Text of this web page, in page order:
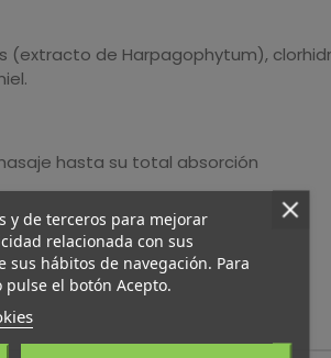
(extracto de Harpagophytum),
hasta su total absorción
y de terceros para mejorar
relacionada con sus
hábitos de navegación. Para
el botón Acepto.